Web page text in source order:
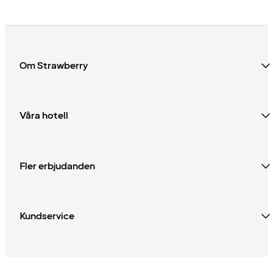
Om Strawberry
Våra hotell
Fler erbjudanden
Kundservice